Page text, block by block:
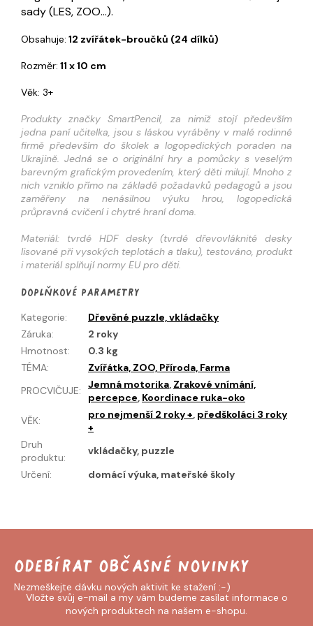
sady (LES, ZOO...).
Obsahuje: 12 zvířátek-broučků (24 dílků)
Rozměr: 11 x 10 cm
Věk: 3+
Produkty značky SmartPencil, za nimiž stojí především
jedna paní učitelka, jsou s láskou vyráběny v malé rodinné
firmě především do školek a logopedických poraden na
Ukrajině. Jedná se o originální hry a pomůcky s veselým
barevným grafickým provedením, který děti milují. Mnoho z
nich vzniklo přímo na základě požadavků pedagogů a jsou
zaměřeny na nenásilnou výuku hrou, logopedická
průpravná cvičení i chytré hraní doma.
Materiál: tvrdé HDF desky (tvrdé dřevovláknité desky
lisované při vysokých teplotách a tlaku), testováno, produkt
i materiál splňují normy EU pro děti.
Doplňkové parametry
Kategorie:
Dřevěné puzzle, vkládačky
Záruka:
2 roky
Hmotnost:
0.3 kg
TÉMA:
Zvířátka, ZOO, Příroda, Farma
PROCVIČUJE: Jemná motorika, Zrakové vnímání,
percepce, Koordinace ruka-oko
VĚK: pro nejmenší 2 roky +, předškoláci 3 roky
+
Druh
produktu:
vkládačky, puzzle
Určení: domácí výuka, mateřské školy
Vložte svůj e-mail a my vám budeme zasílat informace o
nových produktech na našem e-shopu.